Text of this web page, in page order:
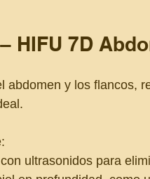
HIFU 7D
abdomen y los flancos,
ultrasonidos para